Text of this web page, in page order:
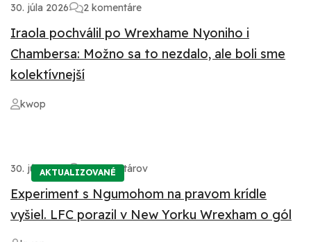
30. júla 2026 2 komentáre
Iraola pochválil po Wrexhame Nyoniho i
Chambersa: Možno sa to nezdalo, ale boli sme
kolektívnejší
kwop
AKTUALIZOVANÉ
30. júla 2026 6 komentárov
Experiment s Ngumohom na pravom krídle
vyšiel. LFC porazil v New Yorku Wrexham o gól